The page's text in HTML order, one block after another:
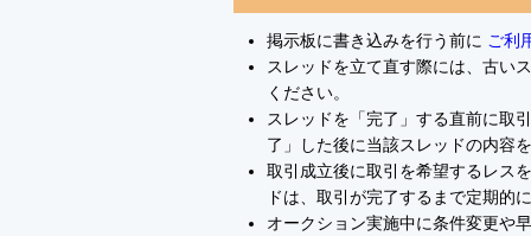
掲示板に書き込みを行う前に ご利
スレッドを立て直す際には、古い
ください。
スレッドを「完了」する直前に取
了」した後に当該スレッドの内容
取引成立後に取引を希望するレス
ドは、取引が完了するまで定期的
オークション実施中に条件変更や